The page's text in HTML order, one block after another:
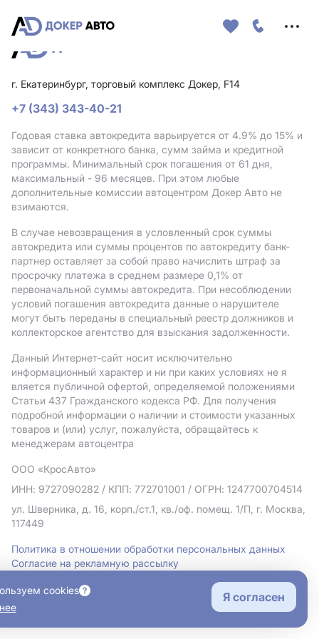
г. Екатеринбург, торговый комплекс Докер, F14
+7 (343) 343-40-21
Годовая ставка автокредита варьируется от 4.9% до 15% и
зависит от конкретного банка, сумм займа и кредитной
программы. Минимальный срок погашения от 61 дня,
максимальный - 96 месяцев. При этом любые
дополнительные комиссии автоцентром Докер Авто не
взимаются.
В случае невозвращения в условленный срок суммы
автокредита или суммы процентов по автокредиту банк-
партнер оставляет за собой право начислить штраф за
просрочку платежа в среднем размере 0,1% от
первоначальной суммы автокредита. При несоблюдении
условий погашения автокредита данные о нарушителе
могут быть переданы в специальный реестр должников и
коллекторское агентство для взыскания задолженности.
Данный Интернет-сайт носит исключительно
информационный характер и ни при каких условиях не я
вляется публичной офертой, определяемой положениями
Статьи 437 Гражданского кодекса РФ. Для получения
подробной информации о наличии и стоимости указанных
товаров и (или) услуг, пожалуйста, обращайтесь к
менеджерам автоцентра
ООО «КросАвто»
ИНН: 9727090282 / КПП: 772701001 / ОГРН: 1247700704514
ул. Шверника, д. 16, корп./ст.1, кв./оф. помещ. 1/П, г. Москва,
117449
Политика в отношении обработки персональных данных
Согласие на рекламную рассылку
cookies
Я согласен